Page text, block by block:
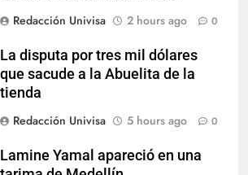
Redacción Univisa
2 hours ago 0
La disputa por tres mil dólares
que sacude a la Abuelita de la
tienda
Redacción Univisa
5 hours ago 0
Lamine Yamal apareció en una